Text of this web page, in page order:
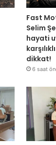
Fast
Selim
hayati
dikkat!
6 saat